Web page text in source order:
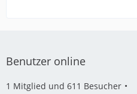
Benutzer online
1 Mitglied und 611 Besucher